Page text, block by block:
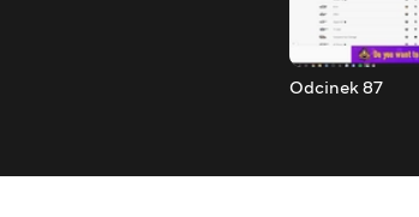
Odcinek 87